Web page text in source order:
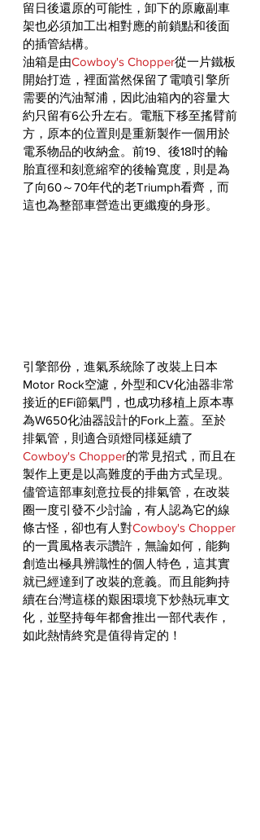
留日後還原的可能性，卸下的原廠副車
架也必須加工出相對應的前鎖點和後面
的插管結構。
油箱是由Cowboy's Chopper從一片鐵板
開始打造，裡面當然保留了電噴引擎所
需要的汽油幫浦，因此油箱內的容量大
約只留有6公升左右。電瓶下移至搖臂前
方，原本的位置則是重新製作一個用於
電系物品的收納盒。前19、後18吋的輪
胎直徑和刻意縮窄的後輪寬度，則是為
了向60～70年代的老Triumph看齊，而
這也為整部車營造出更纖瘦的身形。
引擎部份，進氣系統除了改裝上日本
Motor Rock空濾，外型和CV化油器非常
接近的EFi節氣門，也成功移植上原本專
為W650化油器設計的Fork上蓋。至於
排氣管，則適合頭燈同樣延續了
Cowboy's Chopper的常見招式，而且在
製作上更是以高難度的手曲方式呈現。
儘管這部車刻意拉長的排氣管，在改裝
圈一度引發不少討論，有人認為它的線
條古怪，卻也有人對Cowboy's Chopper
的一貫風格表示讚許，無論如何，能夠
創造出極具辨識性的個人特色，這其實
就已經達到了改裝的意義。而且能夠持
續在台灣這樣的艱困環境下炒熱玩車文
化，並堅持每年都會推出一部代表作，
如此熱情終究是值得肯定的！